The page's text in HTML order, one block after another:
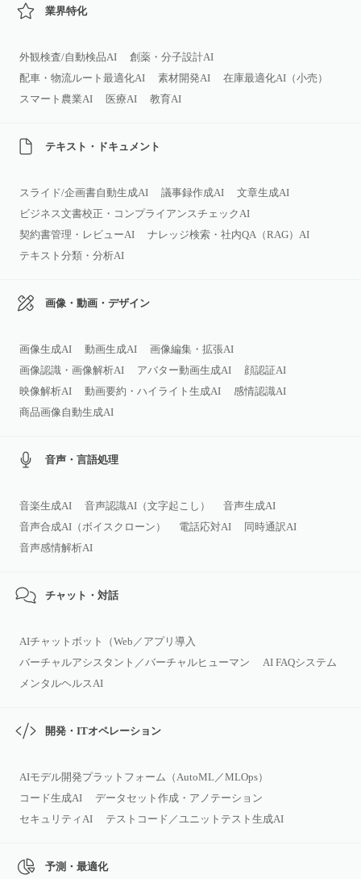
業界特化
外観検査/自動検品AI
創薬・分子設計AI
配車・物流ルート最適化AI
素材開発AI
在庫最適化AI（小売）
スマート農業AI
医療AI 教育AI
テキスト・ドキュメント
スライド/企画書自動生成AI 議事録作成AI
文章生成AI
ビジネス文書校正・コンプライアンスチェックAI
契約書管理・レビューAI
ナレッジ検索・社内QA（RAG）AI
テキスト分類・分析AI
画像・動画・デザイン
画像生成AI 動画生成AI
画像編集・拡張AI
画像認識・画像解析AI
アバター動画生成AI
顔認証AI
映像解析AI
動画要約・ハイライト生成AI
感情認識AI
商品画像自動生成AI
音声・言語処理
音楽生成AI 音声認識AI（文字起こし）
音声生成AI
音声合成AI（ボイスクローン）
電話応対AI
同時通訳AI
音声感情解析AI
チャット・対話
AIチャットボット（Web／アプリ導入
バーチャルアシスタント／バーチャルヒューマン
AI FAQシステム
メンタルヘルスAI
開発・ITオペレーション
AIモデル開発プラットフォーム（AutoML／MLOps）
コード生成AI
データセット作成・アノテーション
セキュリティAI
テストコード／ユニットテスト生成AI
予測・最適化